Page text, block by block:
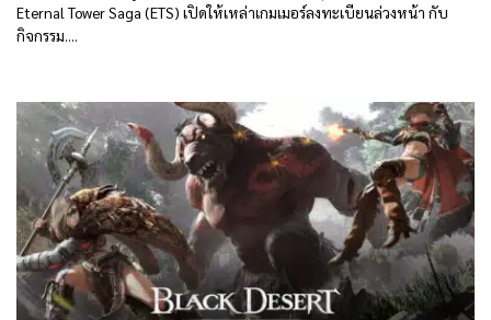
Eternal Tower Saga (ETS) เปิดให้เหล่าเกมเมอร์ลงทะเบียนล่วงหน้า กับ
กิจกรรม....